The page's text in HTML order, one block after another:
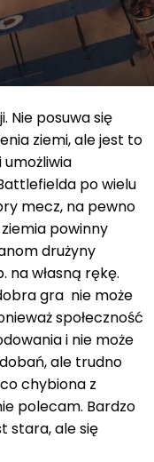
Nie posuwa się
ziemi, ale jest to
umożliwia
po wielu
mecz, na pewno
powinny
drużyny
własną rękę.
gra nie może
społeczność
i nie może
ale trudno
chybiona z
polecam. Bardzo
stara, ale się